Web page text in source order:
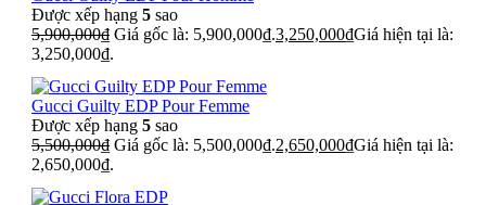
Được xếp hạng 5 sao
5,900,000₫ Giá gốc là: 5,900,000₫.3,250,000₫Giá hiện tại là:
3,250,000₫.
Gucci Guilty EDP Pour Femme
Được xếp hạng 5 sao
5,500,000₫ Giá gốc là: 5,500,000₫.2,650,000₫Giá hiện tại là:
2,650,000₫.